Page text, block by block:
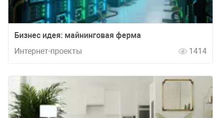
Бизнес идея: майнинговая ферма
Интернет-проекты
1414